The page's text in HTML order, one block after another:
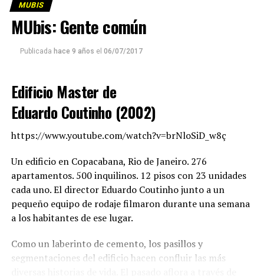
MUBIS
MUbis: Gente común
Publicada hace 9 años el 06/07/2017
Edificio Master de
EduardoCoutinho(2002)
https://www.youtube.com/watch?v=brNloSiD_w8ç
Un edificio en Copacabana, Rio de Janeiro. 276
apartamentos. 500 inquilinos. 12 pisos con 23 unidades
cada uno. El directorEduardo Coutinhojunto a un
pequeño equipo de rodaje filmaron durante una semana
a los habitantes de eselugar.
Como un laberinto de cemento, los pasillos y
segmentaciones del edificio hacen confluir las más